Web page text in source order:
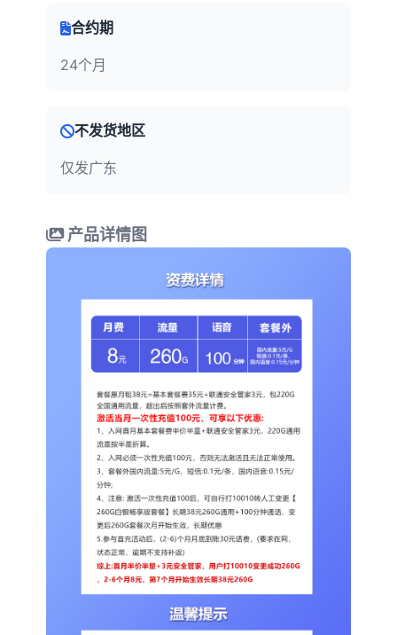
合约期
24个月
不发货地区
仅发广东
产品详情图